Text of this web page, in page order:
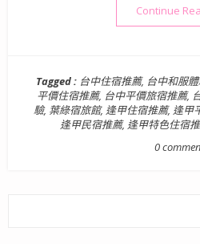
Continue
Tagged : 台中住宿推薦, 台中和服
平價住宿推薦, 台中平價旅宿推薦,
驗, 葉綠宿旅館, 逢甲住宿推薦, 逢甲
逢甲民宿推薦, 逢甲特色住宿
0